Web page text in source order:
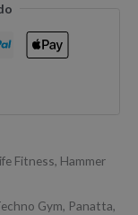
Fitness, Hammer
Gym, Panatta,